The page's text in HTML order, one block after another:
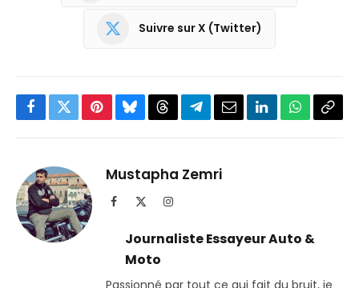
Suivre sur X (Twitter)
Facebook
TwitterPinterestBlueskyThreadsPartager
Telegram
EmailLinkedInWhatsApp
Mustapha Zemri
Facebook Instagram
Journaliste Essayeur Auto &
Moto